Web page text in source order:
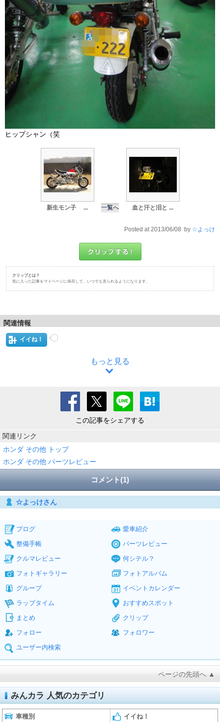
ヒップシャン（笑
新生モン子 ... 一覧へ 血と汗と泪と ...
Posted at 2013/06/08 by ☆よっけ
クリップとは？
気に入った記事をマイページに保存して、いつでも見られるようになります。
関連情報
イイね！
もっと見る
この記事をシェアする
関連リンク
ホンダ その他 トップ
ホンダ その他 パーツレビュー
コメント(1)
☆よっけさん
ブログ
愛車紹介
整備手帳
パーツレビュー
クルマレビュー
何シテル？
フォトギャラリー
フォトアルバム
グループ
イベントカレンダー
ラップタイム
おすすめスポット
まとめ
クリップ
フォロー
フォロワー
ユーザー内検索
ページの先頭へ ▲
みんカラ 人気のカテゴリ
車種別 イイね！